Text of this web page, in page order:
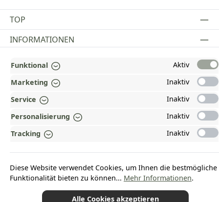
TOP
Vertrag widerrufen
INFORMATIONEN
GESETZLICHE INFORMATIONEN
ZAHLUNGS- UND VERSANDARTEN
AUSGEZEICHNET UND ZERTIFIZIERT!
WARUM HEAD-SHOP.DE?
UNSERE COMMUNITIES
Funktional
Aktiv
Marketing
Inaktiv
Service
Inaktiv
Personalisierung
Inaktiv
Tracking
Inaktiv
Diese Website verwendet Cookies, um Ihnen die bestmögliche
Funktionalität bieten zu können... Mehr Informationen.
Alle Cookies akzeptieren